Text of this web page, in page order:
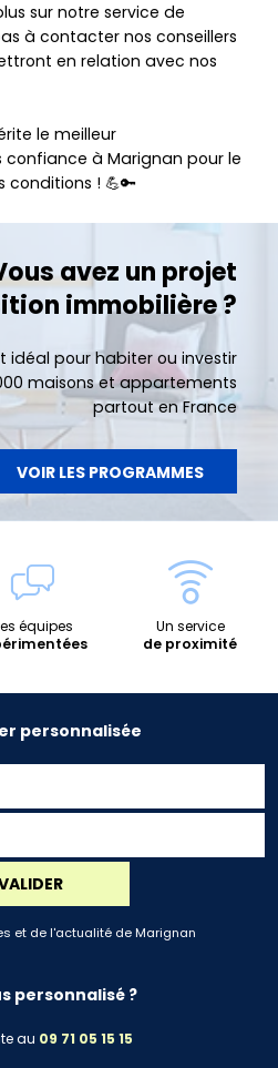
sur notre service de
à contacter nos conseillers
en relation avec nos
le meilleur
à Marignan pour le
conditions ! 💪🔑
avez un projet
immobilière ?
idéal pour habiter ou investir
maisons et appartements
partout en France
VOIR LES PROGRAMMES
équipes
Un service
de proximité
personnalisée
et de l'actualité de Marignan
personnalisé ?
au 09 71 05 15 15